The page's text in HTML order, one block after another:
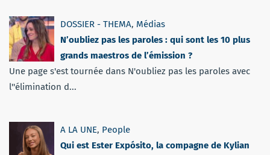
DOSSIER - THEMA, Médias
N’oubliez pas les paroles : qui sont les 10 plus
grands maestros de l’émission ?
Une page s'est tournée dans N'oubliez pas les paroles avec
l''élimination d...
A LA UNE, People
Qui est Ester Expósito, la compagne de Kylian